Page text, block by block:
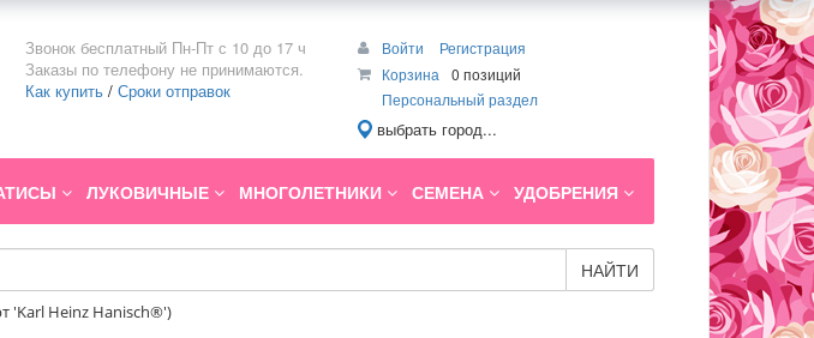
Звонок бесплатный Пн-Пт с 10 до 17 ч
Заказы по телефону не принимаются.
Как купить / Сроки отправок
Войти
Регистрация
Корзина
0 позиций
Персональный раздел
выбрать город...
ЛУКОВИЧНЫЕ МНОГОЛЕТНИКИ СЕМЕНА УДОБРЕНИЯ
НАЙТИ
'Karl Heinz Hanisch®')